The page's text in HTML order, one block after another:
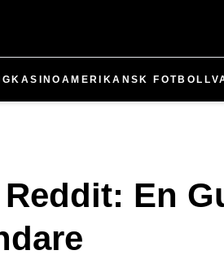
KASINO AMERIKANSK FOTBOLL
En